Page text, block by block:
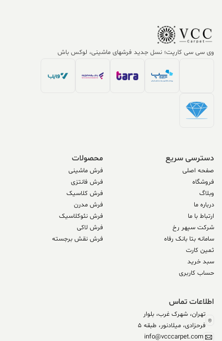
وی سی سی کارپت؛ نسل جدید فرشهای ماشینی، لوکس باش
دسترسی سریع
صفحه اصلی
فروشگاه
وبلاگ
درباره ما
ارتباط با ما
شرکت سپهر رخ
سامانه بتا بانک رفاه
ثمین کارت
سبد خرید
حساب کاربری
محصولات
فرش ماشینی
فرش فانتزی
فرش کلاسیک
فرش مدرن
فرش نئوکلاسیک
فرش لاکی
فرش نقش برجسته
اطلاعات تماس
تهران، شهرک غرب، بلوار
فرحزادی، میلادنور، طبقه 5
info@vcccarpet.com